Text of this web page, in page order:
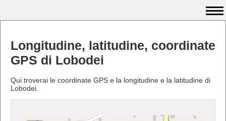
Longitudine, latitudine, coordinate
GPS di Lobodei
Qui troverai le coordinate GPS e la longitudine e la latitudine di
Lobodei.